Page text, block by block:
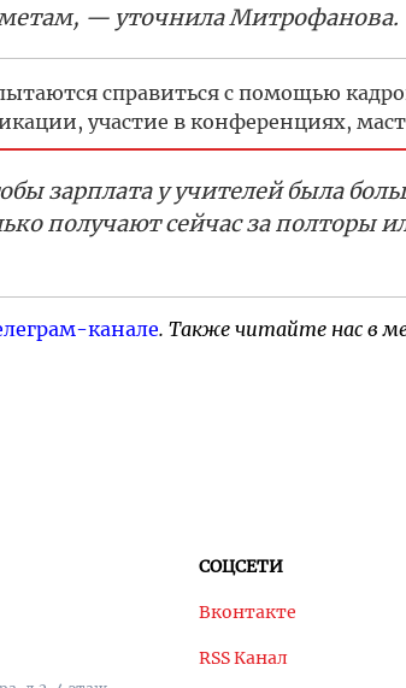
— уточнила Митрофанова.
справиться с помощью
участие в конференциях,
зарплата у учителей была
получают сейчас за полторы
канале. Также читайте нас в
СОЦСЕТИ
Вконтакте
RSS Канал